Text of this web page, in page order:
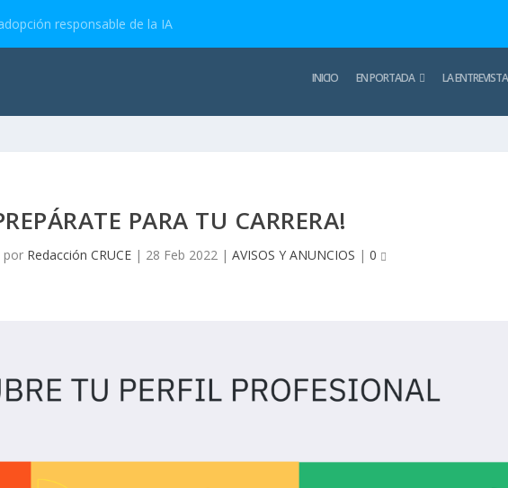
responsable de la IA
INICIO EN PORTADA LA ENTREVISTA
PARA TU CARRERA!
por Redacción CRUCE | 28 Feb 2022 |AVISOS Y ANUNCIOS |0